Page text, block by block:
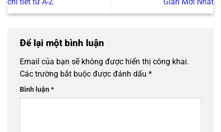
Để lại một bình luận
Email của bạn sẽ không được hiển thị công khai.
Các trường bắt buộc được đánh dấu *
Bình luận*